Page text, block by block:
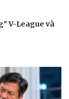
V-League và